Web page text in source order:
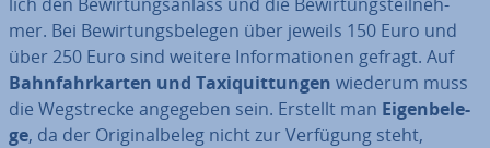
mer. Bei Be­wir­tungs­be­le­gen über jeweils 150 Euro und
über 250 Euro sind weitere In­for­ma­tio­nen gefragt. Auf
Bahn­fahr­kar­ten und Ta­xi­quit­tun­gen wiederum muss
die Weg­stre­cke angegeben sein. Erstellt man Ei­gen­be­le­
ge, da der Ori­gi­nal­be­leg nicht zur Verfügung steht,